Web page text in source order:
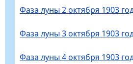
Фаза луны 2 октября 1903
Фаза луны 3 октября 1903
Фаза луны 4 октября 1903